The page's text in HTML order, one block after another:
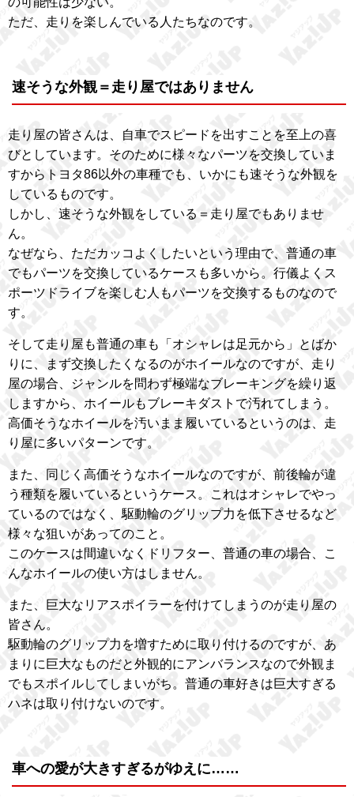
ただ、走りを楽しんでいる人たちなのです。
速そうな外観＝走り屋ではありません
走り屋の皆さんは、自車でスピードを出すことを至上の喜
びとしています。そのために様々なパーツを交換していま
すからトヨタ86以外の車種でも、いかにも速そうな外観を
しているものです。
しかし、速そうな外観をしている＝走り屋でもありませ
ん。
なぜなら、ただカッコよくしたいという理由で、普通の車
でもパーツを交換しているケースも多いから。行儀よくス
ポーツドライブを楽しむ人もパーツを交換するものなので
す。
そして走り屋も普通の車も「オシャレは足元から」とばか
りに、まず交換したくなるのがホイールなのですが、走り
屋の場合、ジャンルを問わず極端なブレーキングを繰り返
しますから、ホイールもブレーキダストで汚れてしまう。
高価そうなホイールを汚いまま履いているというのは、走
り屋に多いパターンです。
また、同じく高価そうなホイールなのですが、前後輪が違
う種類を履いているというケース。これはオシャレでやっ
ているのではなく、駆動輪のグリップ力を低下させるなど
様々な狙いがあってのこと。
このケースは間違いなくドリフター、普通の車の場合、こ
んなホイールの使い方はしません。
また、巨大なリアスポイラーを付けてしまうのが走り屋の
皆さん。
駆動輪のグリップ力を増すために取り付けるのですが、あ
まりに巨大なものだと外観的にアンバランスなので外観ま
でもスポイルしてしまいがち。普通の車好きは巨大すぎる
ハネは取り付けないのです。
車への愛が大きすぎるがゆえに……